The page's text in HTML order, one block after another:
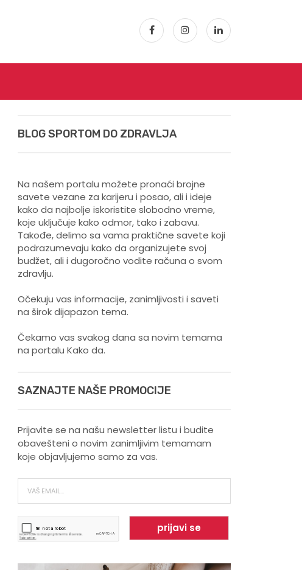
BLOG SPORTOM DO ZDRAVLJA
Na našem portalu možete pronaći brojne
savete vezane za karijeru i posao, ali i ideje
kako da najbolje iskoristite slobodno vreme,
koje uključuje kako odmor, tako i zabavu.
Takođe, delimo sa vama praktične savete koji
podrazumevaju kako da organizujete svoj
budžet, ali i dugoročno vodite računa o svom
zdravlju.
Očekuju vas informacije, zanimljivosti i saveti
na širok dijapazon tema.
Čekamo vas svakog dana sa novim temama
na portalu Kako da.
SAZNAJTE NAŠE PROMOCIJE
Prijavite se na našu newsletter listu i budite
obavešteni o novim zanimljivim temamam
koje objavljujemo samo za vas.
o vama ?
Kako trčanje doprinosi